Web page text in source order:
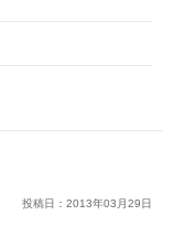
投稿日： 2013年03 月29日